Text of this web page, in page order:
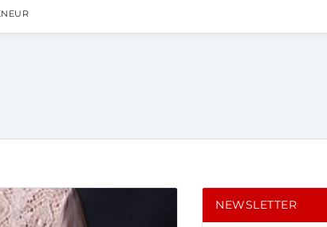
NEWSLETTER